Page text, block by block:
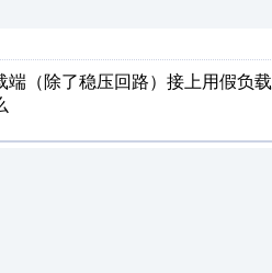
（除了稳压回路）接上用假负